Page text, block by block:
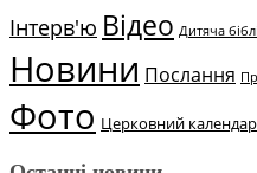
Інтерв'ю Відео Дитяча
Новини Послання
Фото Церковний календар